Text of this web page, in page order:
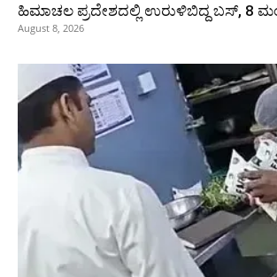
ಹಿಮಾಚಲ ಪ್ರದೇಶದಲ್ಲಿ ಉರುಳಿಬಿದ್ದ ಬಸ್‌, 8
August 8, 2026